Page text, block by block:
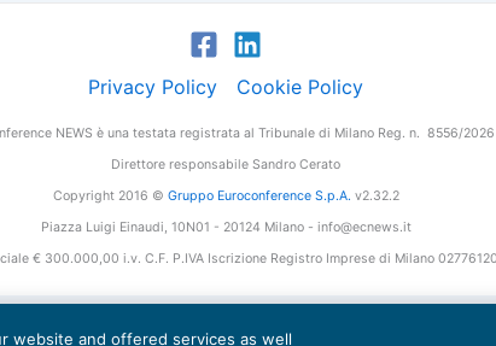
Privacy Policy Cookie Policy
NEWS è una testata registrata al Tribunale di Milano Reg. n. 8556/2026
Direttore responsabile Sandro Cerato
Copyright 2016 © Gruppo Euroconference S.p.A. v2.32.2
Piazza Luigi Einaudi, 10N01 - 20124 Milano - info@ecnews.it
€ 300.000,00 i.v. C.F. P.IVA Iscrizione Registro Imprese di Milano
website and offered services as well